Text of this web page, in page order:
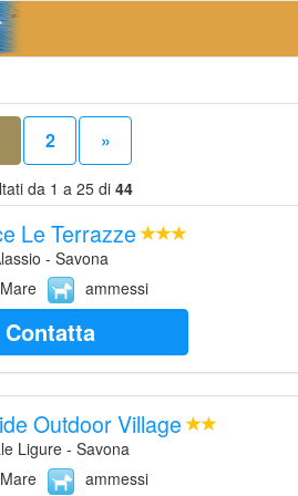
2 »
da 1 a 25 di 44
Le Terrazze
- Savona
Mare
ammessi
Contatta
Outdoor Village
Ligure - Savona
Mare
ammessi